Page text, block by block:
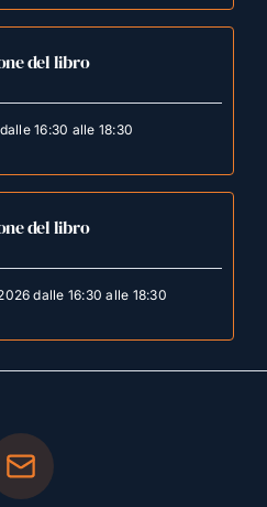
del libro
16:30 alle 18:30
del libro
dalle 16:30 alle 18:30